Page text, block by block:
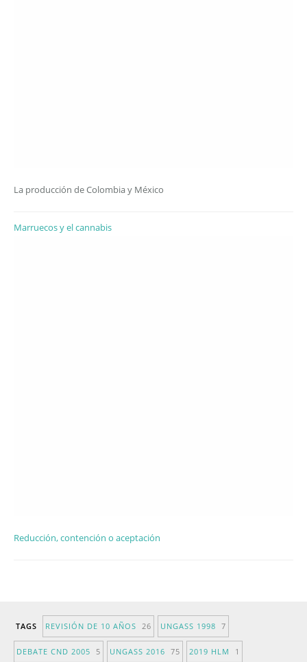
La producción de Colombia y México
Marruecos y el cannabis
Reducción, contención o aceptación
TAGS REVISIÓN DE 10 AÑOS 26 UNGASS 1998 7
DEBATE CND 2005 5 UNGASS 2016 75 2019 HLM 1